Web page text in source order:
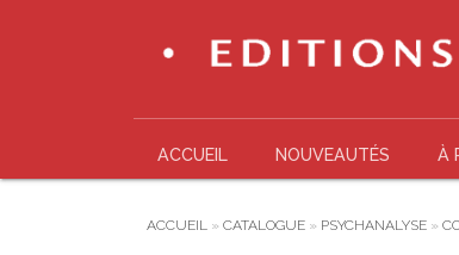
ACCUEIL NOUVEAUTÉS À
ACCUEIL »CATALOGUE » PSYCHANALYSE »